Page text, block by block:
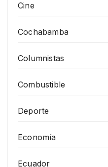
Cine
Cochabamba
Columnistas
Combustible
Deporte
Economía
Ecuador